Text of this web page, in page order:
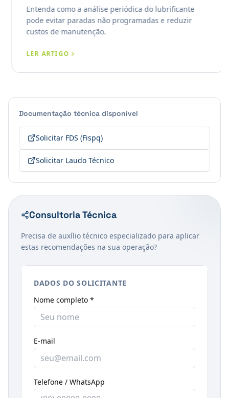
Entenda como a análise periódica do lubrificante
pode evitar paradas não programadas e reduzir
custos de manutenção.
LER ARTIGO
Documentação técnica disponível
Solicitar FDS (Fispq)
Solicitar Laudo Técnico
Consultoria Técnica
Precisa de auxílio técnico especializado para aplicar
estas recomendações na sua operação?
DADOS DO SOLICITANTE
Nome completo *
E-mail
Telefone / WhatsApp